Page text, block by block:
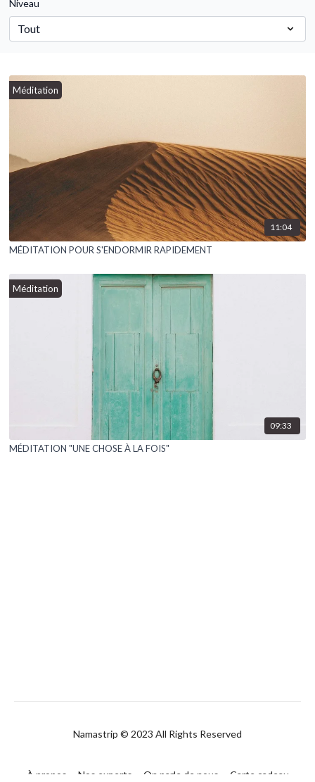
Niveau
Méditation
11:04
MÉDITATION POUR S'ENDORMIR RAPIDEMENT
Méditation
09:33
MÉDITATION "UNE CHOSE À LA FOIS"
Namastrip © 2023 All Rights Reserved
À propos Nos experts On parle de nous Carte cadeau